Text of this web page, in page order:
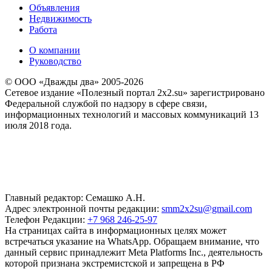
Объявления
Недвижимость
Работа
О компании
Руководство
© ООО «Дважды два» 2005-2026
Сетевое издание «Полезный портал 2x2.su» зарегистрировано
Федеральной службой по надзору в сфере связи,
информационных технологий и массовых коммуникаций 13
июля 2018 года.
Главный редактор: Семашко А.Н.
Адрес электронной почты редакции: smm2x2su@gmail.com
Телефон Редакции: +7 968 246-25-97
На страницах сайта в информационных целях может
встречаться указание на WhatsApp. Обращаем внимание, что
данный сервис принадлежит Meta Platforms Inc., деятельность
которой признана экстремистской и запрещена в РФ